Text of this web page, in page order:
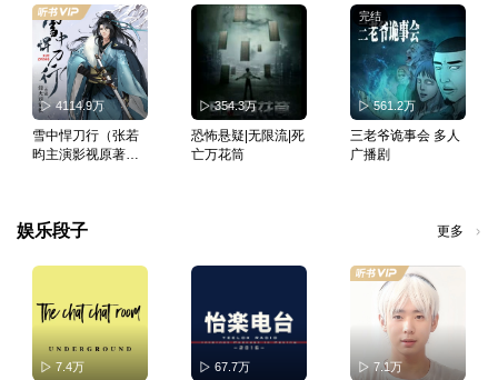
4114.9万
雪中悍刀行（张若
昀主演影视原著）
354.3万
恐怖悬疑|无限流|死
亡万花筒
561.2万
完结
三老爷诡事会 多人
广播剧
娱乐段子 更多
7.4万 67.7万 7.1万